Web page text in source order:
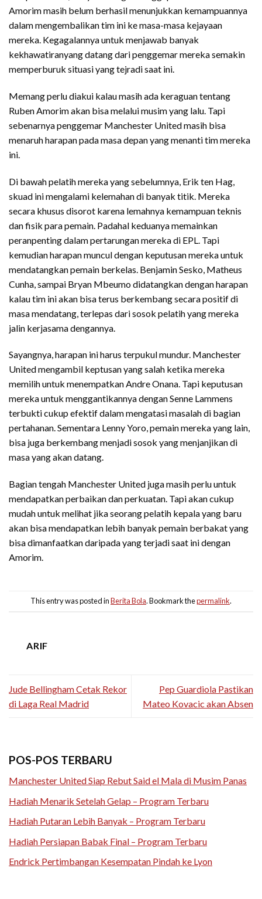
Amorim masih belum berhasil menunjukkan kemampuannya
dalam mengembalikan tim ini ke masa-masa kejayaan
mereka. Kegagalannya untuk menjawab banyak
kekhawatiranyang datang dari penggemar mereka semakin
memperburuk situasi yang tejradi saat ini.
Memang perlu diakui kalau masih ada keraguan tentang
Ruben Amorim akan bisa melalui musim yang lalu. Tapi
sebenarnya penggemar Manchester United masih bisa
menaruh harapan pada masa depan yang menanti tim mereka
ini.
Di bawah pelatih mereka yang sebelumnya, Erik ten Hag,
skuad ini mengalami kelemahan di banyak titik. Mereka
secara khusus disorot karena lemahnya kemampuan teknis
dan fisik para pemain. Padahal keduanya memainkan
peranpenting dalam pertarungan mereka di EPL. Tapi
kemudian harapan muncul dengan keputusan mereka untuk
mendatangkan pemain berkelas. Benjamin Sesko, Matheus
Cunha, sampai Bryan Mbeumo didatangkan dengan harapan
kalau tim ini akan bisa terus berkembang secara positif di
masa mendatang, terlepas dari sosok pelatih yang mereka
jalin kerjasama dengannya.
Sayangnya, harapan ini harus terpukul mundur. Manchester
United mengambil keptusan yang salah ketika mereka
memilih untuk menempatkan Andre Onana. Tapi keputusan
mereka untuk menggantikannya dengan Senne Lammens
terbukti cukup efektif dalam mengatasi masalah di bagian
pertahanan. Sementara Lenny Yoro, pemain mereka yang lain,
bisa juga berkembang menjadi sosok yang menjanjikan di
masa yang akan datang.
Bagian tengah Manchester United juga masih perlu untuk
mendapatkan perbaikan dan perkuatan. Tapi akan cukup
mudah untuk melihat jika seorang pelatih kepala yang baru
akan bisa mendapatkan lebih banyak pemain berbakat yang
bisa dimanfaatkan daripada yang terjadi saat ini dengan
Amorim.
This entry was posted inBerita Bola. Bookmark thepermalink.
ARIF
Jude Bellingham Cetak Rekor
di Laga Real Madrid
Pep Guardiola Pastikan
Mateo Kovacic akan Absen
POS-POS TERBARU
Manchester United Siap Rebut Said el Mala di Musim Panas
Hadiah Menarik Setelah Gelap – Program Terbaru
Hadiah Putaran Lebih Banyak – Program Terbaru
Hadiah Persiapan Babak Final – Program Terbaru
Endrick Pertimbangan Kesempatan Pindah ke Lyon